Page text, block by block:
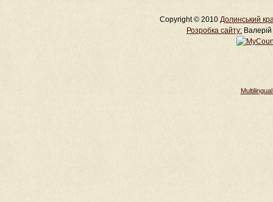
Copyright © 2010 Долинський
Розробка cайту: